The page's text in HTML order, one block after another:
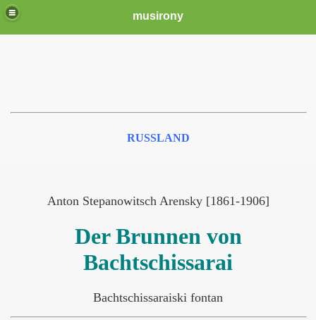
musirony
RUSSLAND
Anton Stepanowitsch Arensky [1861-1906]
Der Brunnen von
Bachtschissarai
Bachtschissaraiski fontan